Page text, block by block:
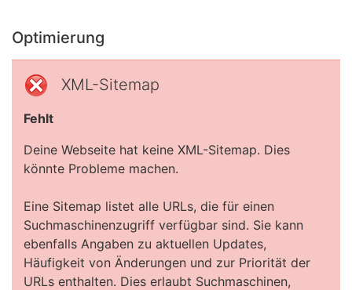
Optimierung
XML-Sitemap
Fehlt
Deine Webseite hat keine XML-Sitemap. Dies
könnte Probleme machen.
Eine Sitemap listet alle URLs, die für einen
Suchmaschinenzugriff verfügbar sind. Sie kann
ebenfalls Angaben zu aktuellen Updates,
Häufigkeit von Änderungen und zur Priorität der
URLs enthalten. Dies erlaubt Suchmaschinen,